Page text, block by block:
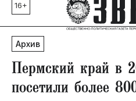
Главные темы
80 лет Победы
Молодежная столица РФ
СВО
Выборы в Пермском крае
16+
Архив
Пермский край в
посетили более